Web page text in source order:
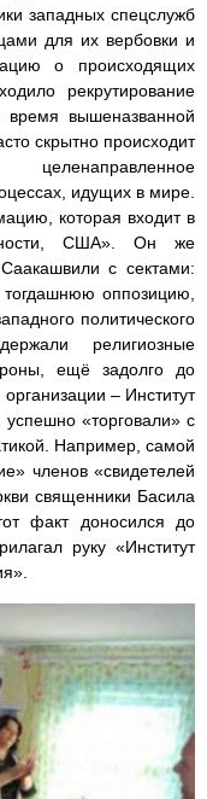
западных спецслужб
для их вербовки и
о происходящих
рекрутирование
вышеназванной
скрытно происходит
идущих в мире.
которая входит в
США». Он же
с сектами:
оппозицию,
политического
религиозные
ещё задолго до
– Институт
«торговали» с
Например, самой
членов «свидетелей
священники Басила
факт доносился до
руку «Институт